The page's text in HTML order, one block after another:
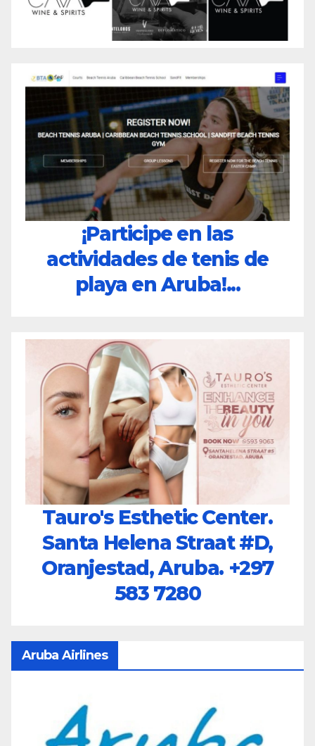
¡Participe en las
actividades de tenis de
playa en Aruba!...
Tauro's Esthetic Center.
Santa Helena Straat #D,
Oranjestad, Aruba. +297
583 7280
Aruba Airlines